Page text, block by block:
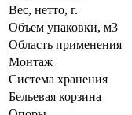
Вес, нетто, г.
Объем упаковки, м3
Область применения
Монтаж
Система хранения
Бельевая корзина